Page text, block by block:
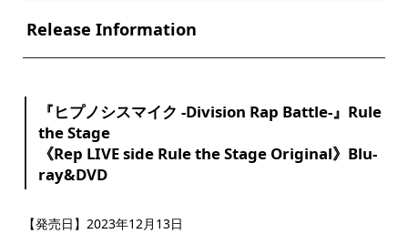
Release Information
『ヒプノシスマイク -Division Rap Battle-』Rule
the Stage
《Rep LIVE side Rule the Stage Original》Blu-
ray&DVD
【発売日】2023年12月13日